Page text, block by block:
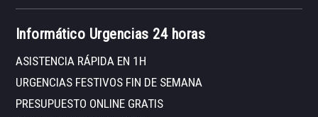
Informático Urgencias 24 horas
ASISTENCIA RÁPIDA EN 1H
URGENCIAS FESTIVOS FIN DE SEMANA
PRESUPUESTO ONLINE GRATIS